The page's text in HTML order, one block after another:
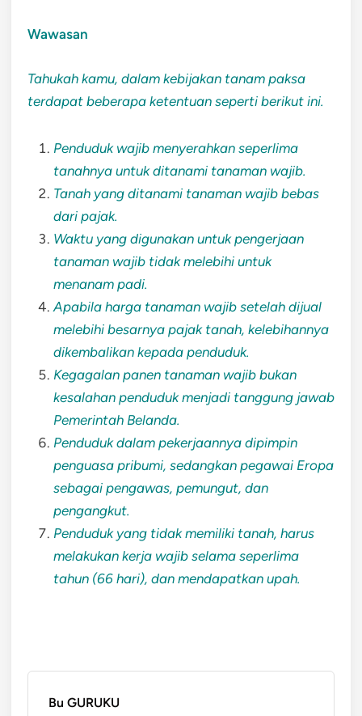
Wawasan
Tahukah kamu, dalam kebijakan tanam paksa
terdapat beberapa ketentuan seperti berikut ini.
Penduduk wajib menyerahkan seperlima
tanahnya untuk ditanami tanaman wajib.
Tanah yang ditanami tanaman wajib bebas
dari pajak.
Waktu yang digunakan untuk pengerjaan
tanaman wajib tidak melebihi untuk
menanam padi.
Apabila harga tanaman wajib setelah dijual
melebihi besarnya pajak tanah, kelebihannya
dikembalikan kepada penduduk.
Kegagalan panen tanaman wajib bukan
kesalahan penduduk menjadi tanggung jawab
Pemerintah Belanda.
Penduduk dalam pekerjaannya dipimpin
penguasa pribumi, sedangkan pegawai Eropa
sebagai pengawas, pemungut, dan
pengangkut.
Penduduk yang tidak memiliki tanah, harus
melakukan kerja wajib selama seperlima
tahun (66 hari), dan mendapatkan upah.
Bu GURUKU